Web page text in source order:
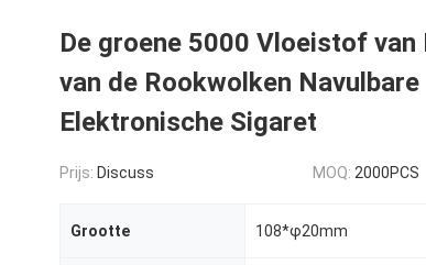
De groene 5000 Vloeistof van
van de Rookwolken Navulbare
Elektronische Sigaret
Prijs: Discuss MOQ: 2000PCS
Grootte 108*φ20mm